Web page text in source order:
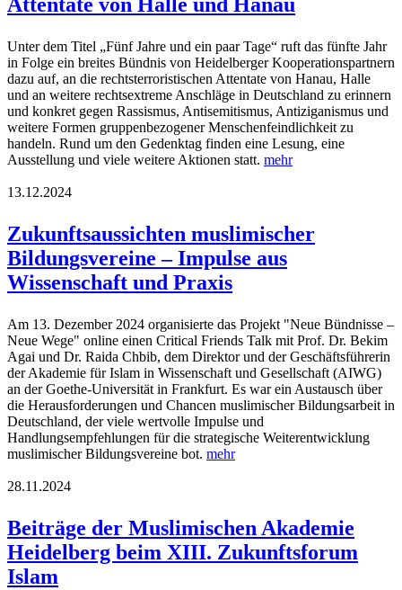
Attentate von Halle und Hanau
Unter dem Titel „Fünf Jahre und ein paar Tage“ ruft das fünfte Jahr
in Folge ein breites Bündnis von Heidelberger Kooperationspartnern
dazu auf, an die rechtsterroristischen Attentate von Hanau, Halle
und an weitere rechtsextreme Anschläge in Deutschland zu erinnern
und konkret gegen Rassismus, Antisemitismus, Antiziganismus und
weitere Formen gruppenbezogener Menschenfeindlichkeit zu
handeln. Rund um den Gedenktag finden eine Lesung, eine
Ausstellung und viele weitere Aktionen statt. mehr
13.12.2024
Zukunftsaussichten muslimischer
Bildungsvereine – Impulse aus
Wissenschaft und Praxis
Am 13. Dezember 2024 organisierte das Projekt "Neue Bündnisse –
Neue Wege" online einen Critical Friends Talk mit Prof. Dr. Bekim
Agai und Dr. Raida Chbib, dem Direktor und der Geschäftsführerin
der Akademie für Islam in Wissenschaft und Gesellschaft (AIWG)
an der Goethe-Universität in Frankfurt. Es war ein Austausch über
die Herausforderungen und Chancen muslimischer Bildungsarbeit in
Deutschland, der viele wertvolle Impulse und
Handlungsempfehlungen für die strategische Weiterentwicklung
muslimischer Bildungsvereine bot. mehr
28.11.2024
Beiträge der Muslimischen Akademie
Heidelberg beim XIII. Zukunftsforum
Islam